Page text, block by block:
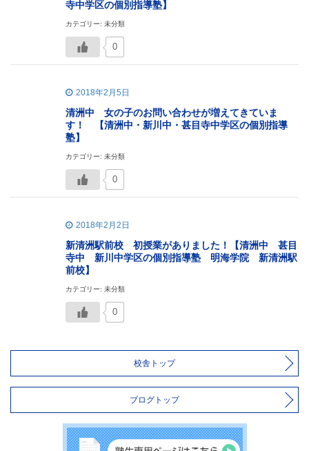
寺中学区の個別指導塾】
カテゴリー: 未分類
0
2018年2月5日
清洲中 女の子のお問い合わせが増えてきていま
す！ 【清洲中・新川中・甚目寺中学区の個別指導
塾】
カテゴリー: 未分類
0
2018年2月2日
新清洲駅前校 初授業がありました！【清洲中 甚目
寺中 新川中学区の個別指導塾 明海学院 新清洲駅
前校】
カテゴリー: 未分類
0
校舎トップ
ブログトップ